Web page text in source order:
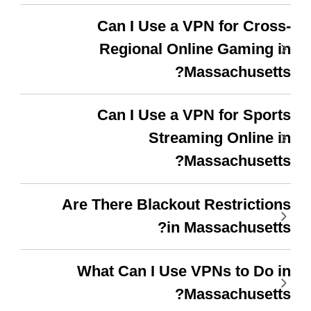
WiFi is already fast
when I use this I just
wanted to say thank you
work.
Can I Use a VPN for Cross-
Regional Online Gaming in
Massachusetts?
Can I Use a VPN for Sports
Streaming Online in
Massachusetts?
Are There Blackout Restrictions
in Massachusetts?
What Can I Use VPNs to Do in
Massachusetts?